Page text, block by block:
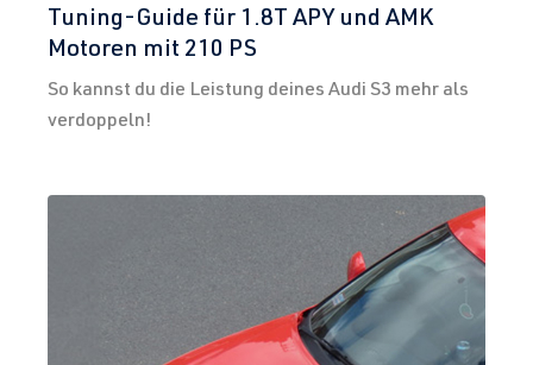
Tuning-Guide für 1.8T APY und AMK
Motoren mit 210 PS
So kannst du die Leistung deines Audi S3 mehr als
verdoppeln!